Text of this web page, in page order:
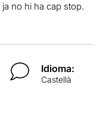
no hi ha cap stop.
Idioma:
Castellà